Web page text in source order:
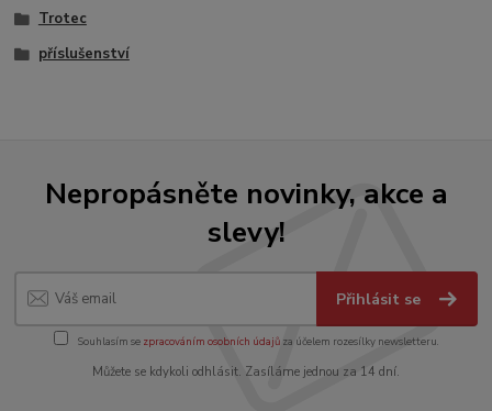
Trotec
příslušenství
Nepropásněte novinky, akce a
slevy!
Přihlásit se
Souhlasím se zpracováním osobních údajůza účelem rozesílky newsletteru.
Můžete se kdykoli odhlásit. Zasíláme jednou za 14 dní.